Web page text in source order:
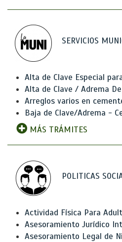
SERVICIOS
Alta de Clave Especial
Alta de Clave / Adrema
Arreglos varios en
Baja de Clave/Adrema -
MÁS TRÁMITES
POLITICAS
Actividad Física Para
Asesoramiento Jurídico
Asesoramiento Legal de